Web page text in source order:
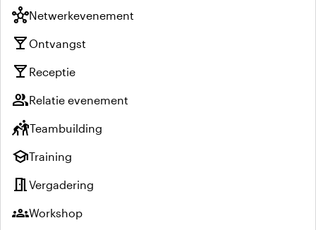
hubNetwerkevenement
local_bar Ontvangst
local_bar Receptie
groupRelatie evenement
sports_kabaddiTeambuilding
schoolTraining
meeting_roomVergadering
groupsWorkshop